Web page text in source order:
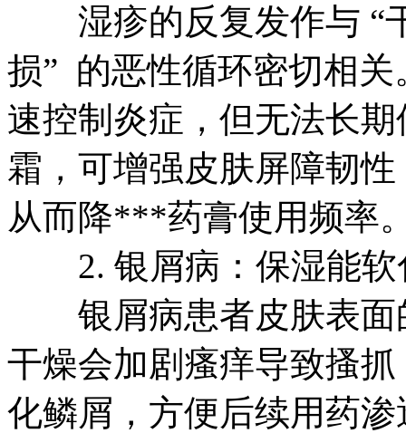
湿疹的反复发作与 “
损” 的恶性循环密切相
速控制炎症，但无法长
霜，可增强皮肤屏障韧
从而降***药膏使用频率
2. 银屑病：保湿能软
银屑病患者皮肤表面
干燥会加剧瘙痒导致搔
化鳞屑，方便后续用药